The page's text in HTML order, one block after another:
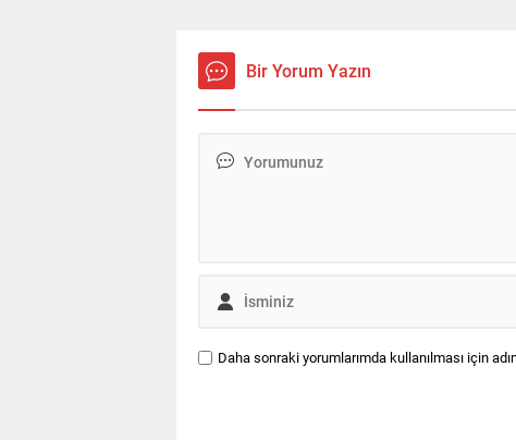
Bir Yorum Yazın
Daha sonraki yorumlarımda kullanılması için